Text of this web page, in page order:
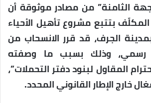
الثامنة” من مصادر موثوقة أن
بتتبع مشروع تأهيل الأحياء
الجرف، قد قرر الانسحاب من
رسمي، وذلك بسبب ما وصفته
المقاول لبنود دفتر التحملات”،
خارج الإطار القانوني المحدد.